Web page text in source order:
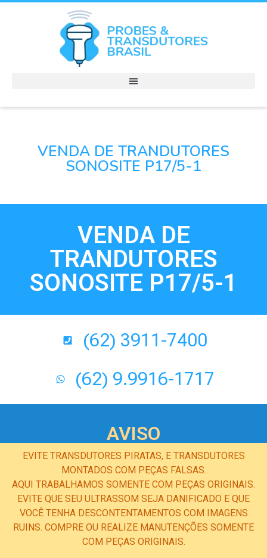
VENDA DE TRANDUTORES
SONOSITE P17/5-1
VENDA DE
TRANDUTORES
SONOSITE P17/5-1
(62) 3911-7400
(62) 9.9916-1717
AVISO
EVITE TRANSDUTORES PIRATAS, E TRANSDUTORES
MONTADOS COM PEÇAS FALSAS.
AQUI TRABALHAMOS SOMENTE COM PEÇAS ORIGINAIS.
EVITE QUE SEU ULTRASSOM SEJA DANIFICADO E QUE
VOCÊ TENHA DESCONTENTAMENTOS COM IMAGENS
RUINS. COMPRE OU REALIZE MANUTENÇÕES SOMENTE
COM PEÇAS ORIGINAIS.